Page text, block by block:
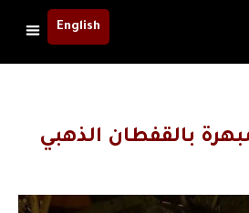
English
بالقفطان الذهبي